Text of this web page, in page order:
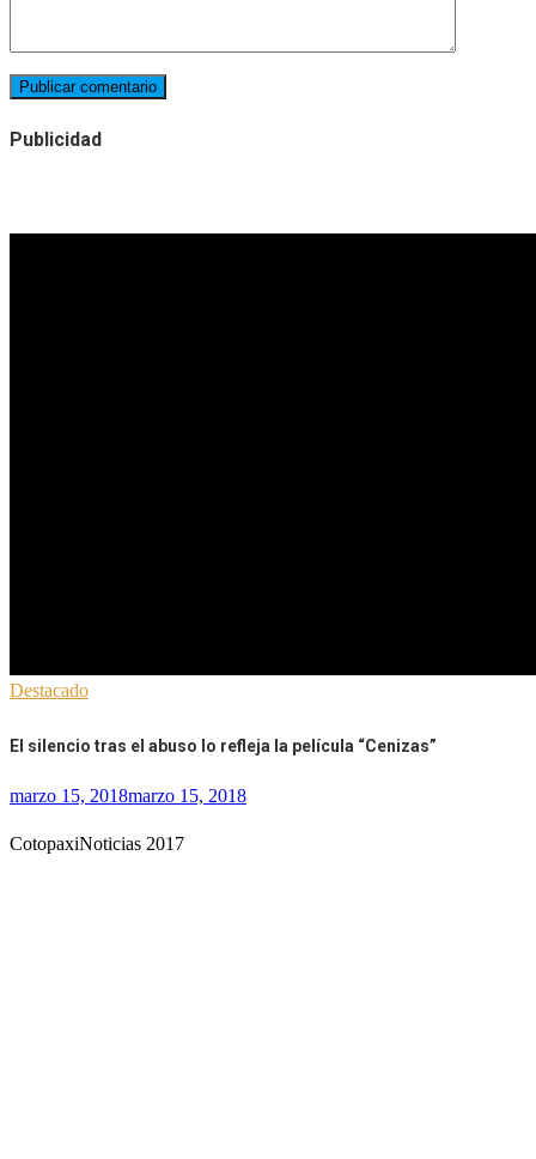
Publicidad
Destacado
El silencio tras el abuso lo refleja la película “Cenizas”
marzo 15, 2018marzo 15, 2018
CotopaxiNoticias 2017